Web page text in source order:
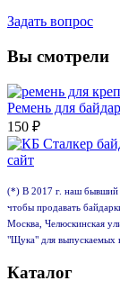
Задать вопрос
Вы смотрели
Ремень для
150 ₽
(*) В 2017 г. наш бывший
чтобы продавать
Москва, Челюскинская
"Щука" для выпускаемых
Каталог